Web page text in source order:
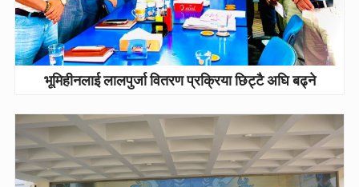
भूमिहीनलाई लालपुर्जा वितरण प्रक्रिया छिट्टै अघि बढ्ने